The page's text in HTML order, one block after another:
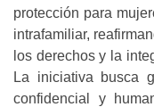
protección para
intrafamiliar,
los derechos y la
La iniciativa busca
confidencial y